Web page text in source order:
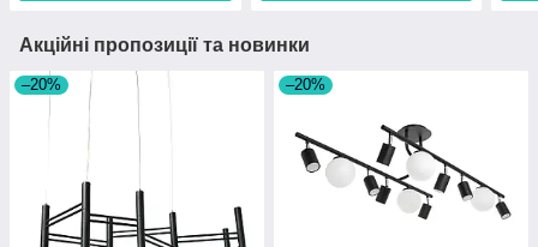
Акційні пропозиції та новинки
–20% –20%